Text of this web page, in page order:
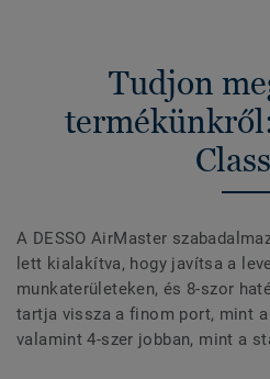
Tudjon
A DESSO AirMaster
lett kialakítva, hogy javítsa a
munkaterületeken, és 8-szor
tartja vissza a finom port, mint
valamint 4-szer jobban, mint a